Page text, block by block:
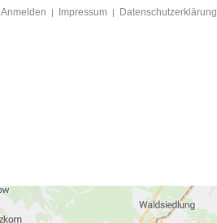
Anmelden | Impressum | Datenschutzerklärung